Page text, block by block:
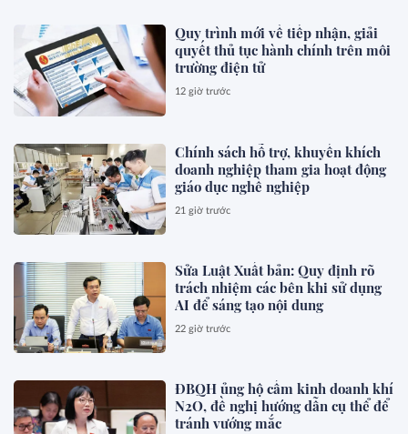
Quy trình mới về tiếp nhận, giải
quyết thủ tục hành chính trên môi
trường điện tử
12 giờ trước
Chính sách hỗ trợ, khuyến khích
doanh nghiệp tham gia hoạt động
giáo dục nghề nghiệp
21 giờ trước
Sửa Luật Xuất bản: Quy định rõ
trách nhiệm các bên khi sử dụng
AI để sáng tạo nội dung
22 giờ trước
ĐBQH ủng hộ cấm kinh doanh khí
N2O, đề nghị hướng dẫn cụ thể để
tránh vướng mắc